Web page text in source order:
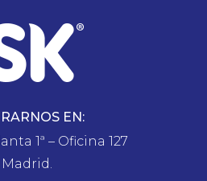
EN:
1ª – Oficina 127